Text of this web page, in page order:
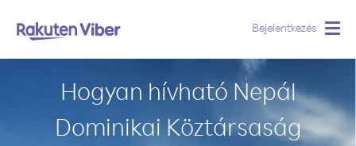
Bejelentkezés
Hogyan hívható Nepál
Dominikai Köztársaság